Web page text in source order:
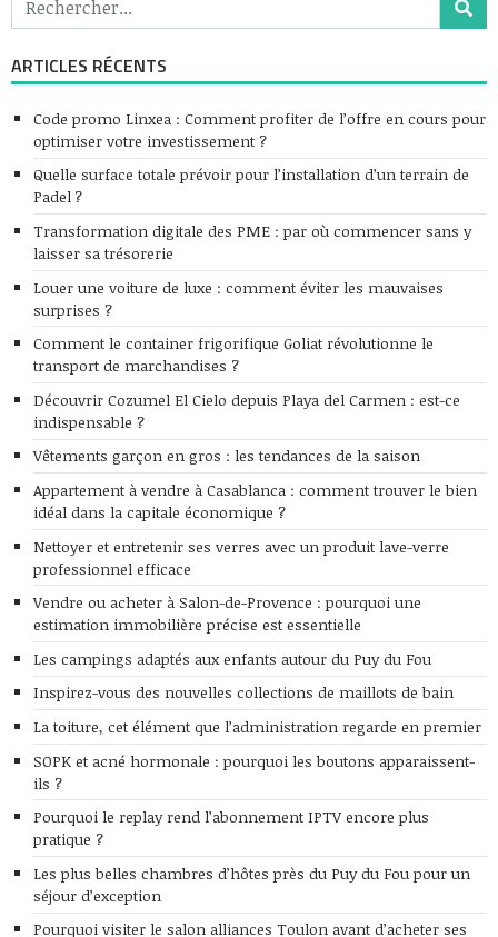
ARTICLES RÉCENTS
Code promo Linxea : Comment profiter de l’offre en cours pour
optimiser votre investissement ?
Quelle surface totale prévoir pour l’installation d’un terrain de
Padel ?
Transformation digitale des PME : par où commencer sans y
laisser sa trésorerie
Louer une voiture de luxe : comment éviter les mauvaises
surprises ?
Comment le container frigorifique Goliat révolutionne le
transport de marchandises ?
Découvrir Cozumel El Cielo depuis Playa del Carmen : est-ce
indispensable ?
Vêtements garçon en gros : les tendances de la saison
Appartement à vendre à Casablanca : comment trouver le bien
idéal dans la capitale économique ?
Nettoyer et entretenir ses verres avec un produit lave-verre
professionnel efficace
Vendre ou acheter à Salon-de-Provence : pourquoi une
estimation immobilière précise est essentielle
Les campings adaptés aux enfants autour du Puy du Fou
Inspirez-vous des nouvelles collections de maillots de bain
La toiture, cet élément que l’administration regarde en premier
SOPK et acné hormonale : pourquoi les boutons apparaissent-
ils ?
Pourquoi le replay rend l’abonnement IPTV encore plus
pratique ?
Les plus belles chambres d’hôtes près du Puy du Fou pour un
séjour d’exception
Pourquoi visiter le salon alliances Toulon avant d’acheter ses